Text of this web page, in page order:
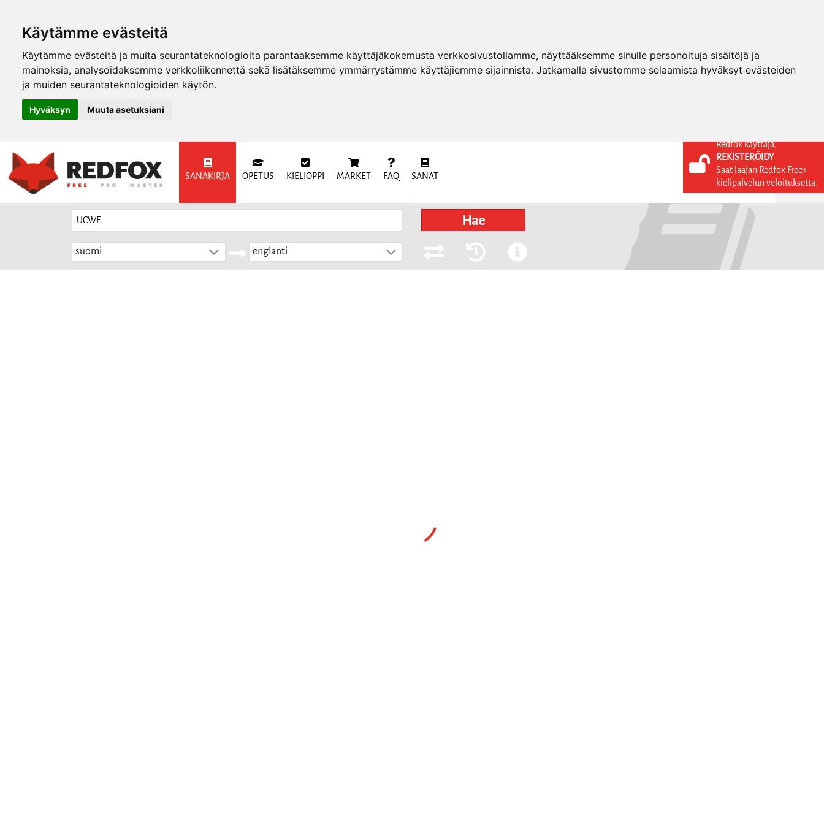
Käytämme evästeitä
Käytämme evästeitä ja muita seurantateknologioita parantaaksemme käyttäjäkokemusta verkkosivustollamme, näyttääksemme sinulle personoituja sisältöjä ja
mainoksia, analysoidaksemme verkkoliikennettä sekä lisätäksemme ymmärrystämme käyttäjiemme sijainnista. Jatkamalla sivustomme selaamista hyväksyt evästeiden
ja muiden seurantateknologioiden käytön.
Hyväksyn Muuta asetuksiani
SANAKIRJA OPETUS KIELIOPPI MARKET FAQ SANAT
KIRJAUDU SISÄÄN
REKISTERÖIDY
FI
Hae
suomi englanti
Redfox käyttäjä,
REKISTERÖIDY
Saat laajan Redfox Free+
kielipalvelun veloituksetta.